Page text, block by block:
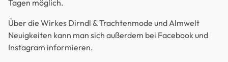
Tagen möglich.
Über die Wirkes Dirndl & Trachtenmode und Almwelt
Neuigkeiten kann man sich außerdem bei Facebook und
Instagram informieren.